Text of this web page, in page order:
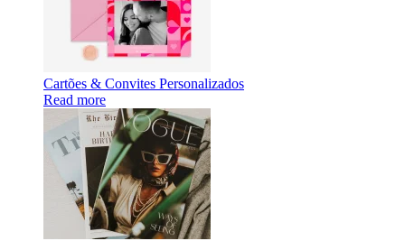
Cartões & Convites Personalizados
Read more